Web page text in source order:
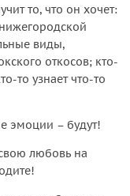
то, что он хочет:
виды,
откосов; кто-
то узнает что-то
эмоции – будут!
любовь на